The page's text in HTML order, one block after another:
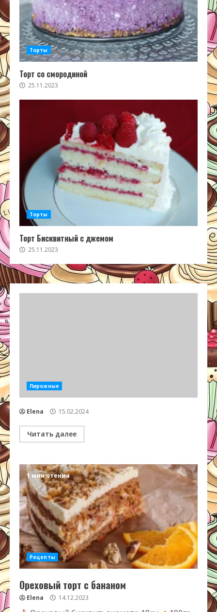
Торты
Торт со смородиной
25.11.2023
Торты
Торт Бисквитный с джемом
25.11.2023
Пирожные
Elena 15.02.2024
Читать далее
1 мин чтения
Рецепты
Ореховый торт с бананом
Elena 14.12.2023